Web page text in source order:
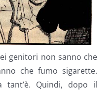
genitori non sanno che
che fumo sigarette.
tant’è. Quindi, dopo il